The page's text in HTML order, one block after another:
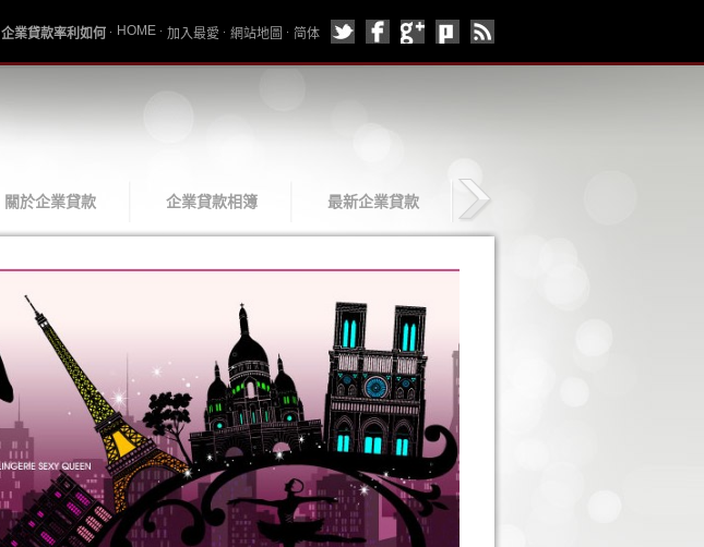
企業貸款率利如何 HOME 加入最愛 網站地圖 简体
關於企業貸款 企業貸款相簿 最新企業貸款